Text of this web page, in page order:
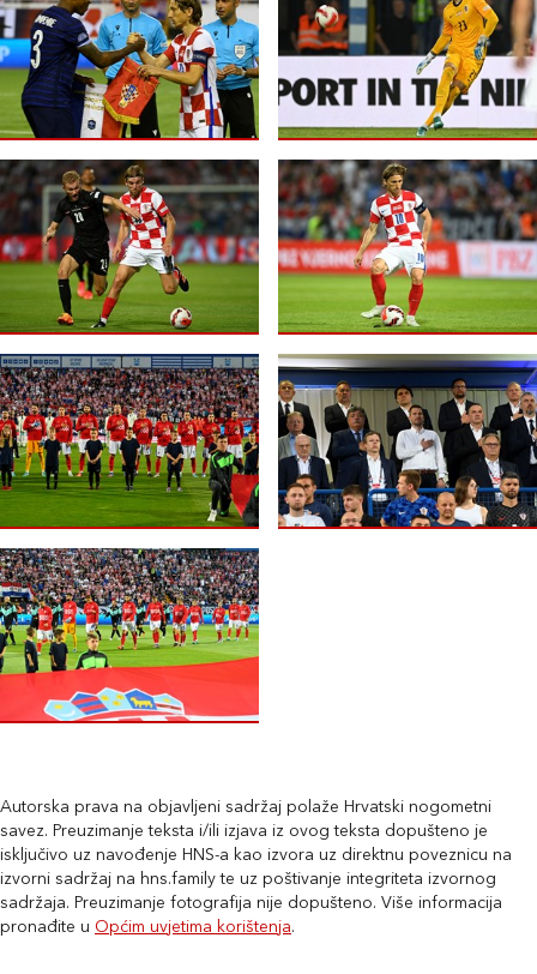
Autorska prava na objavljeni sadržaj polaže Hrvatski nogometni
savez. Preuzimanje teksta i/ili izjava iz ovog teksta dopušteno je
isključivo uz navođenje HNS-a kao izvora uz direktnu poveznicu na
izvorni sadržaj na hns.family te uz poštivanje integriteta izvornog
sadržaja. Preuzimanje fotografija nije dopušteno. Više informacija
pronađite u Općim uvjetima korištenja.